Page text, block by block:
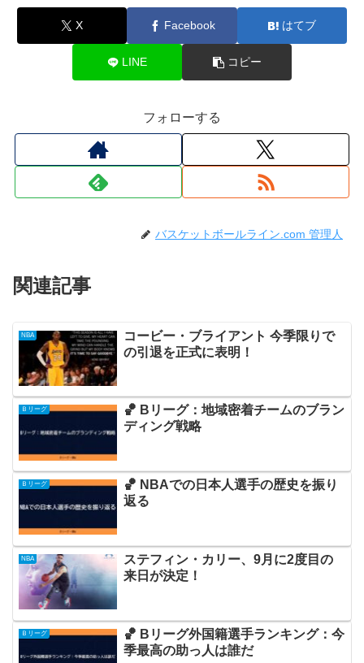
X Facebook はてブ
LINE コピー
フォローする
バスケットボールライン.com 管理人
関連記事
NBA
コービー・ブライアント 今季限りで
の引退を正式に表明！
Ｂリーグ
🏀 Bリーグ：地域密着チームのブラン
ディング戦略
Ｂリーグ
🏀 NBAでの日本人選手の歴史を振り
返る
NBA
ステフィン・カリー、9月に2度目の
来日が決定！
Ｂリーグ
🏀 Bリーグ外国籍選手ランキング：今
季最高の助っ人は誰だ